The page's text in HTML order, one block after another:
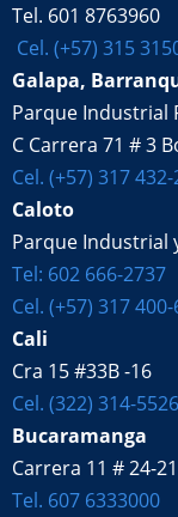
Tel. 601 8763960
Cel. (+57) 315
Galapa,
Parque Industrial
C Carrera 71 # 3
Cel. (+57) 317 432-
Caloto
Parque Industrial
Tel: 602 666-2737
Cel. (+57) 317
Cali
Cra 15 #33B -16
Cel. (322) 314-5526
Bucaramanga
Carrera 11 # 24-21
Tel. 607 6333000